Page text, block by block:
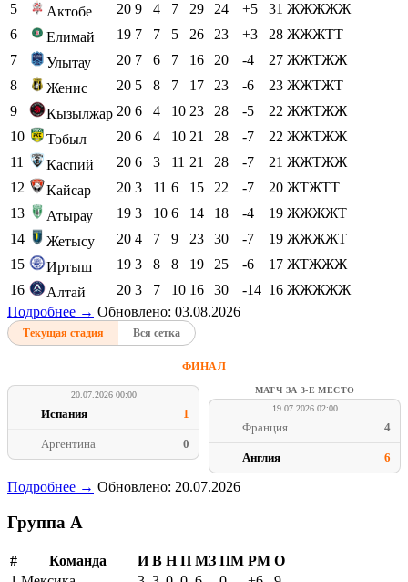
5
Актобе 20 9 4 7 29 24 +5 31 ЖЖЖЖЖ
6
Елимай 19 7 7 5 26 23 +3 28 ЖЖЖТТ
7
Улытау 20 7 6 7 16 20 -4 27 ЖЖТЖЖ
8
Женис 20 5 8 7 17 23 -6 23 ЖЖТЖТ
9
Кызылжар 20 6 4 10 23 28 -5 22 ЖЖТЖЖ
10
Тобыл 20 6 4 10 21 28 -7 22 ЖЖТЖЖ
11
Каспий 20 6 3 11 21 28 -7 21 ЖЖТЖЖ
12
Кайсар 20 3 11 6 15 22 -7 20 ЖТЖТТ
13
Атырау 19 3 10 6 14 18 -4 19 ЖЖЖЖТ
14
Жетысу 20 4 7 9 23 30 -7 19 ЖЖЖЖТ
15
Иртыш 19 3 8 8 19 25 -6 17 ЖТЖЖЖ
16
Алтай 20 3 7 10 16 30 -14 16 ЖЖЖЖЖ
Подробнее → Обновлено: 03.08.2026
Текущая стадия Вся сетка
ФИНАЛ
20.07.2026 00:00
Испания 1
Аргентина 0
МАТЧ ЗА 3-Е МЕСТО
19.07.2026 02:00
Франция 4
Англия 6
Подробнее → Обновлено: 20.07.2026
Группа A
# Команда И В Н П МЗ ПМ РМ О